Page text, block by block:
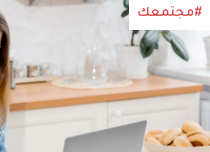
#مجتمعك